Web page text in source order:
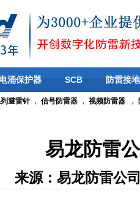
电涌保护器 SCB 防雷接地
避雷针， 信号防雷器 ， 视频防雷器 ，
易龙防雷
来源：易龙防雷公